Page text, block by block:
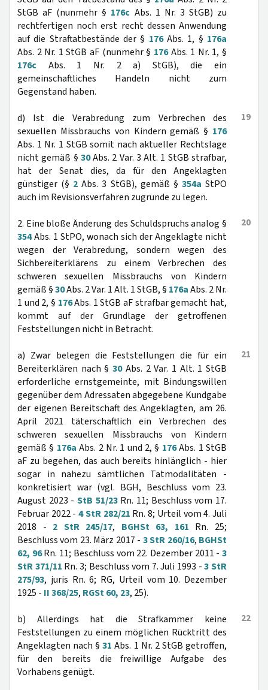
StGB aF (nunmehr § 176c Abs. 1 Nr. 3 StGB) zu
rechtfertigen noch erst recht dessen Anwendung
auf die Straftatbestände der § 176Abs. 1, § 176a
Abs. 2 Nr. 1 StGB aF (nunmehr § 176Abs. 1 Nr. 1, §
176c Abs. 1 Nr. 2 a) StGB), die ein
gemeinschaftliches Handeln nicht zum
Gegenstand haben.
19
d) Ist die Verabredung zum Verbrechen des
sexuellen Missbrauchs von Kindern gemäß § 176
Abs. 1 Nr. 1 StGB somit nach aktueller Rechtslage
nicht gemäß § 30Abs. 2 Var. 3 Alt. 1 StGB strafbar,
hat der Senat dies, da für den Angeklagten
günstiger (§ 2 Abs. 3 StGB), gemäß § 354a StPO
auch im Revisionsverfahren zugrunde zu legen.
20
2. Eine bloße Änderung des Schuldspruchs analog §
354Abs. 1 StPO, wonach sich der Angeklagte nicht
wegen der Verabredung, sondern wegen des
Sichbereiterklärens zu einem Verbrechen des
schweren sexuellen Missbrauchs von Kindern
gemäß §30Abs. 2 Var. 1 Alt. 1 StGB, § 176aAbs. 2 Nr.
1 und 2, § 176Abs. 1 StGB aF strafbar gemacht hat,
kommt auf der Grundlage der getroffenen
Feststellungen nicht in Betracht.
21
a) Zwar belegen die Feststellungen die für ein
Bereiterklären nach §30Abs. 2 Var. 1 Alt. 1 StGB
erforderliche ernstgemeinte, mit Bindungswillen
gegenüber dem Adressaten abgegebene Kundgabe
der eigenen Bereitschaft des Angeklagten, am 26.
April 2021 täterschaftlich ein Verbrechen des
schweren sexuellen Missbrauchs von Kindern
gemäß § 176a Abs. 2 Nr. 1 und 2, § 176Abs. 1 StGB
aF zu begehen, das auch bereits hinlänglich - hier
sogar in nahezu sämtlichen Tatmodalitäten -
konkretisiert war (vgl. BGH, Beschluss vom 23.
August 2023 - StB 51/23Rn. 11; Beschluss vom 17.
Februar 2022 -4 StR 282/21 Rn. 8; Urteil vom 4. Juli
2018 - 2 StR 245/17, BGHSt 63, 161 Rn. 25;
Beschluss vom 23. März 2017 - 3 StR 260/16, BGHSt
62, 96Rn. 11; Beschluss vom 22. Dezember 2011 -3
StR 371/11 Rn. 3; Beschluss vom 7. Juli 1993 -3 StR
275/93, juris Rn. 6; RG, Urteil vom 10. Dezember
1925 - II 368/25, RGSt 60, 23, 25).
22
b) Allerdings hat die Strafkammer keine
Feststellungen zu einem möglichen Rücktritt des
Angeklagten nach §31 Abs. 1 Nr. 2 StGB getroffen,
für den bereits die freiwillige Aufgabe des
Vorhabens genügt.